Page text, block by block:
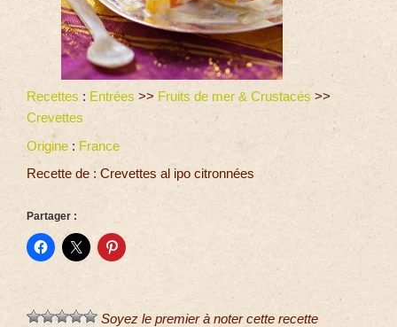
Recettes : Entrées >> Fruits de mer & Crustacés >>
Crevettes
Origine : France
Recette de : Crevettes al ipo citronnées
Partager :
Soyez le premier à noter cette recette